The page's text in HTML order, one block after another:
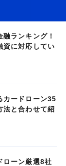
ランキング！
資に対応してい
カードローン35
法と合わせて紹
ローン厳選8社